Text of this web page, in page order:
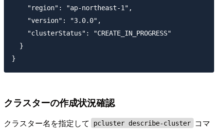
    "region": "ap-northeast-1",
    "version": "3.0.0",
    "clusterStatus": "CREATE_IN_PROGRESS"
  }
クラスターの作成状況確認
クラスター名を指定して pcluster describe-cluster
コマ